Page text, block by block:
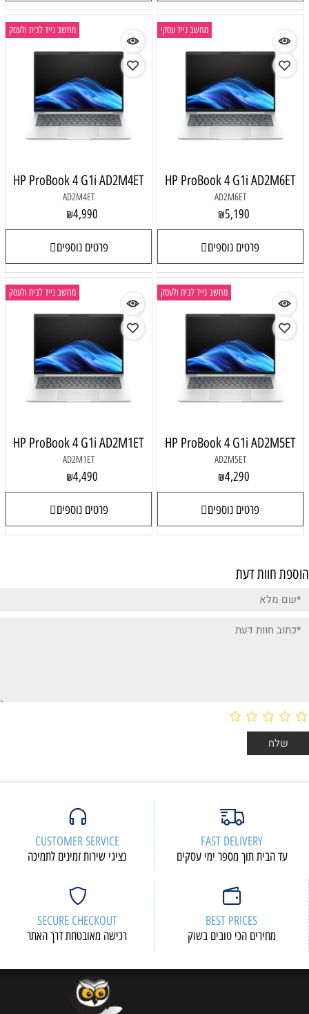
מחשב נייד עסקי
HP ProBook 4 G1i AD2M6ET
AD2M6ET
₪5,190
פרטים נוספים
מחשב נייד לבית ולעסק
HP ProBook 4 G1i AD2M4ET
AD2M4ET
₪4,990
פרטים נוספים
מחשב נייד לבית ולעסק
HP ProBook 4 G1i AD2M5ET
AD2M5ET
₪4,290
פרטים נוספים
מחשב נייד לבית ולעסק
HP ProBook 4 G1i AD2M1ET
AD2M1ET
₪4,490
פרטים נוספים
הוספת חוות דעת
FAST DELIVERY
עד הבית תוך מספר ימי עסקים
CUSTOMER SERVICE
נציגי שירות זמינים לתמיכה
BEST PRICES
מחירים הכי טובים בשוק
SECURE CHECKOUT
רכישה מאובטחת דרך האתר